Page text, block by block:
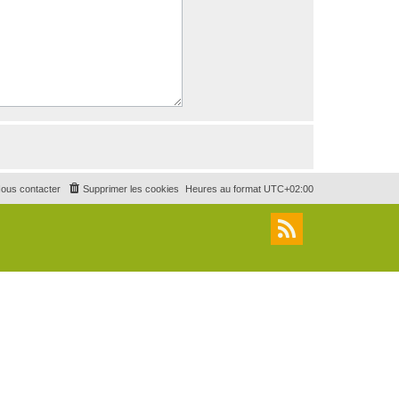
Heures au format UTC+02:00
Supprimer les cookies
contacter